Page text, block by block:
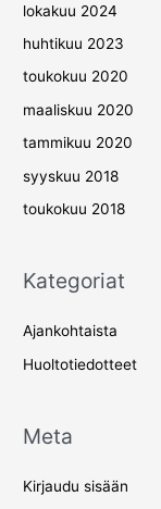
lokakuu 2024
huhtikuu 2023
toukokuu 2020
maaliskuu 2020
tammikuu 2020
syyskuu 2018
toukokuu 2018
Kategoriat
Ajankohtaista
Huoltotiedotteet
Meta
Kirjaudu sisään